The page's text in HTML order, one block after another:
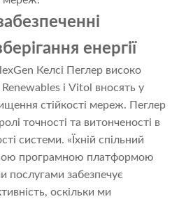
енергії
Келсі Пеглер високо
і Vitol вносять у
стійкості мереж. Пеглер
точності та витонченості в
системи. «Їхній спільний
програмною платформою
послугами забезпечує
оскільки ми